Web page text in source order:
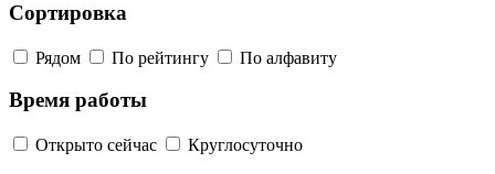
Сортировка
Рядом По рейтингу По алфавиту
Время работы
Открыто сейчас Круглосуточно